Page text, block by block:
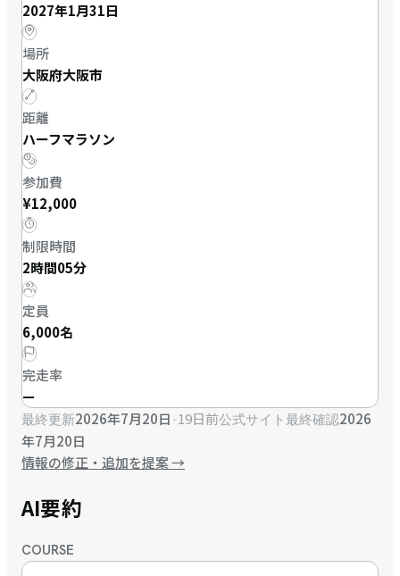
2027年1月31日
場所
大阪府大阪市
距離
ハーフマラソン
参加費
¥12,000
制限時間
2時間05分
定員
6,000名
完走率
—
最終更新2026年7月20日 ·19日前公式サイト最終確認2026
年7月20日
情報の修正・追加を提案→
AI要約
COURSE